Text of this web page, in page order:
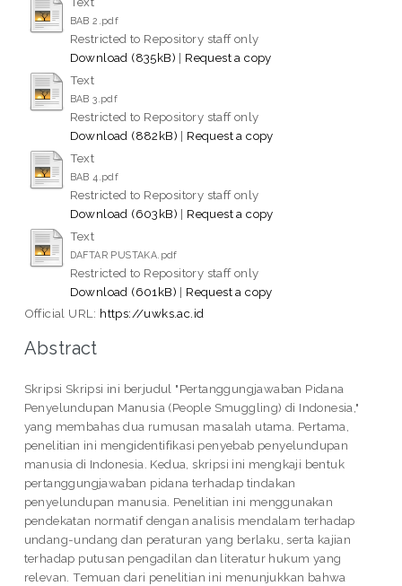
BAB 2.pdf
Restricted to Repository staff only
Download (835kB) | Request a copy
Text
BAB 3.pdf
Restricted to Repository staff only
Download (882kB) | Request a copy
Text
BAB 4.pdf
Restricted to Repository staff only
Download (603kB) | Request a copy
Text
DAFTAR PUSTAKA.pdf
Restricted to Repository staff only
Download (601kB) | Request a copy
Official URL: https://uwks.ac.id
Abstract
Skripsi Skripsi ini berjudul "Pertanggungjawaban Pidana
Penyelundupan Manusia (People Smuggling) di Indonesia,"
yang membahas dua rumusan masalah utama. Pertama,
penelitian ini mengidentifikasi penyebab penyelundupan
manusia di Indonesia. Kedua, skripsi ini mengkaji bentuk
pertanggungjawaban pidana terhadap tindakan
penyelundupan manusia. Penelitian ini menggunakan
pendekatan normatif dengan analisis mendalam terhadap
undang-undang dan peraturan yang berlaku, serta kajian
terhadap putusan pengadilan dan literatur hukum yang
relevan. Temuan dari penelitian ini menunjukkan bahwa